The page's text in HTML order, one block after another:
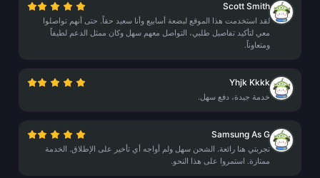
Scott Smith
لقد استخدمت هذا الموقع لبضعة أسابيع وأنا سعيد حقاً. حتى أنهم تواصلوا
معي لتأكيد تفاصيل طلبي، التواصل معهم سهل وكان ممثل الدعم لطيفاً
ومتعاوناً.
Yhjk Kkkk
خدمة جيدة، دفع سهل.
Samsung As G
تجربتي هنا رائعة. الشحن سهل ولم أواجه أي تأخير على الإطلاق. الخدمة
ممتازة. استمروا على هذا النحو.